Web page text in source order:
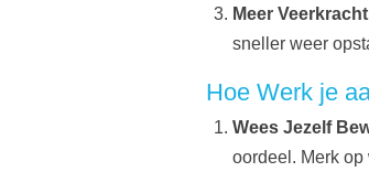
Meer Veerkracht
sneller weer
Hoe Werk je
Wees Jezelf
oordeel. Merk